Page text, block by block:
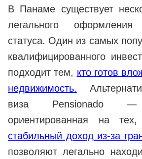
В Панаме существует
легального оформления
статуса. Один из самых
квалифицированного
подходит тем, кто готов
недвижимость.
виза Pensionado —
ориентированная на тех,
стабильный доход из-за
позволяют легально